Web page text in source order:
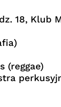
18, Klub
(reggae)